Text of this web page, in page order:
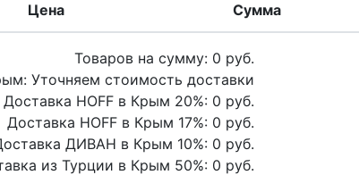
Цена Сумма
Товаров на сумму: 0 руб.
Уточняем стоимость доставки
Доставка HOFF в Крым 20%: 0 руб.
Доставка HOFF в Крым 17%: 0 руб.
ДИВАН в Крым 10%: 0 руб.
из Турции в Крым 50%: 0 руб.